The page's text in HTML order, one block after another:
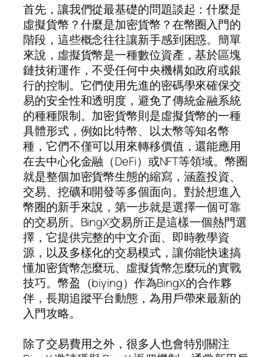
首先，讓我們從最基礎的問題談起：什麼是
虛擬貨幣？什麼是加密貨幣？在幣圈入門的
階段，這些概念往往讓新手感到困惑。簡單
來說，虛擬貨幣是一種數位資產，基於區塊
鏈技術運作，不受任何中央機構如政府或銀
行的控制。它們使用先進的密碼學來確保交
易的安全性和透明度，避免了傳統金融系統
的種種限制。加密貨幣則是虛擬貨幣的一種
具體形式，例如比特幣、以太幣等知名幣
種，它們不僅可以用來轉移價值，還能應用
在去中心化金融（DeFi）或NFT等領域。幣圈
就是整個加密貨幣生態的縮寫，涵蓋投資、
交易、挖礦和開發等多個面向。對於想進入
幣圈的新手來說，第一步就是選擇一個可靠
的交易所。BingX交易所正是這樣一個熱門選
擇，它提供完整的中文介面、即時教學資
源，以及多樣化的交易模式，讓你能快速搞
懂加密貨幣怎麼玩、虛擬貨幣怎麼玩的實戰
技巧。幣盈（biying）作為BingX的合作夥
伴，長期追蹤平台動態，為用戶帶來最新的
入門攻略。
除了交易費用之外，很多人也會特別關注